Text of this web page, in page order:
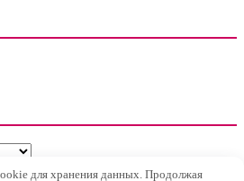
для хранения данных. Продолжая